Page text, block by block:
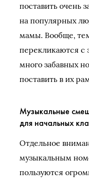
поставить очень
на популярных
мамы. Вообще,
перекликаются с
много забавных
поставить в их
Музыкальные
для начальных
Отдельное
музыкальным
пользуются